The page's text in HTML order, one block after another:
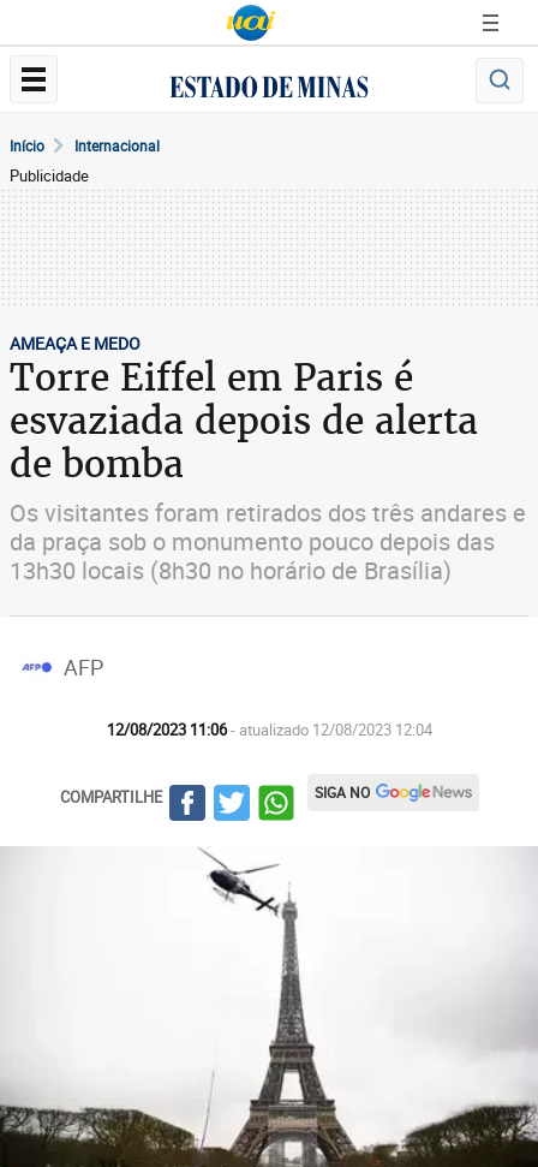
Início Internacional
Publicidade
AMEAÇA E MEDO
Torre Eiffel em Paris é
esvaziada depois de alerta
de bomba
Os visitantes foram retirados dos três andares e
da praça sob o monumento pouco depois das
13h30 locais (8h30 no horário de Brasília)
AFP
12/08/2023 11:06- atualizado 12/08/2023 12:04
COMPARTILHE SIGA NO